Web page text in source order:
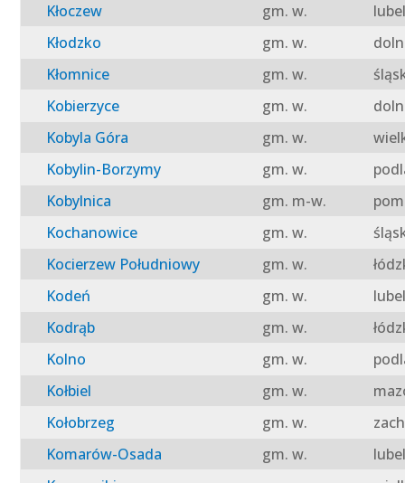
Kłoczew
gm. w.
Kłodzko
gm. w.
Kłomnice
gm. w.
Kobierzyce
gm. w.
Kobyla Góra
gm. w.
Kobylin-Borzymy
gm. w.
Kobylnica
gm. m-w.
Kochanowice
gm. w.
Kocierzew Południowy
gm. w.
Kodeń
gm. w.
Kodrąb
gm. w.
Kolno
gm. w.
Kołbiel
gm. w.
Kołobrzeg
gm. w.
Komarów-Osada
gm. w.